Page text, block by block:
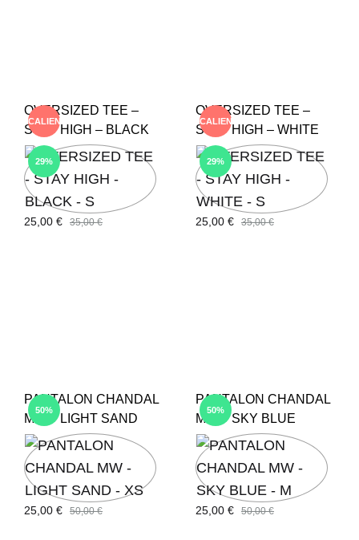
CALIENTE
29%
OVERSIZED TEE –
STAY HIGH – BLACK
25,00 € 35,00€
CALIENTE
29%
OVERSIZED TEE –
STAY HIGH – WHITE
25,00 € 35,00€
50%
PANTALON CHANDAL
MW – LIGHT SAND
25,00 € 50,00€
50%
PANTALON CHANDAL
MW – SKY BLUE
25,00 € 50,00€